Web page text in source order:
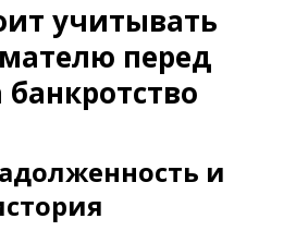
учитывать
перед
и